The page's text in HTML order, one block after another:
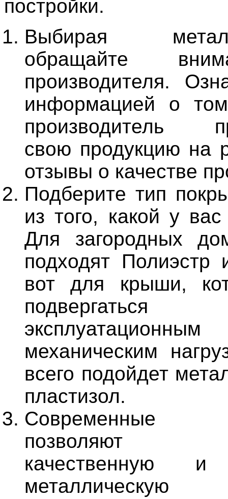
постройки.
Выбирая
обращайте
производителя.
информацией о
производитель
свою продукцию на
отзывы о качестве
Подберите тип
из того, какой у
Для загородных
подходят Полиэстр
вот для крыши,
подвергаться
механическим
всего подойдет
пластизол.
Современные
позволяют
качественную и
металлическую